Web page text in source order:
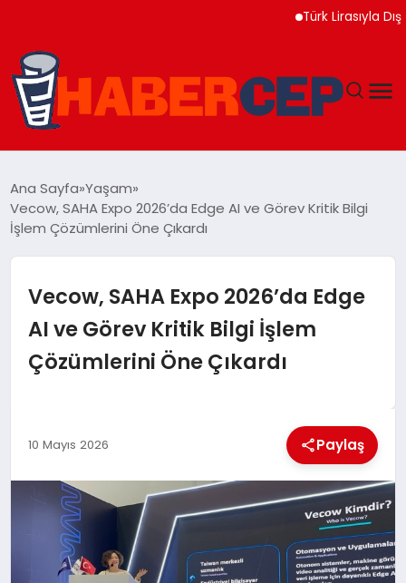
Türk Lirasıyla Dış
GÜNDEM
SOSYAL MEDYA
Ana Sayfa Yaşam
Vecow, SAHA Expo 2026’da Edge AI ve Görev Kritik Bilgi
İşlem Çözümlerini Öne Çıkardı
Vecow, SAHA Expo 2026’da Edge
AI ve Görev Kritik Bilgi İşlem
Çözümlerini Öne Çıkardı
10 Mayıs 2026 Paylaş